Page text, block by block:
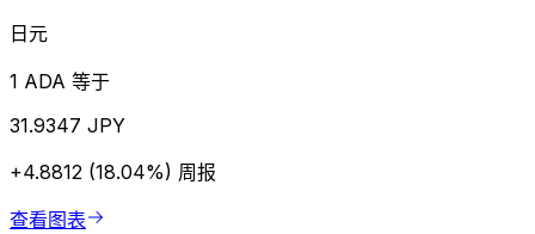
日元
1 ADA 等于
31.9347 JPY
+4.8812 (18.04%) 周报
查看图表